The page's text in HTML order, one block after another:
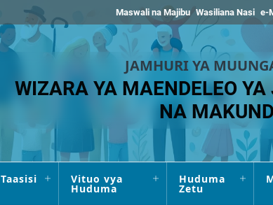
Maswali na Majibu Wasiliana Nasi e-
JAMHURI YA
WIZARA YA MAENDELEO
NA
Taasisi Vituo vya
Huduma
Huduma
Zetu